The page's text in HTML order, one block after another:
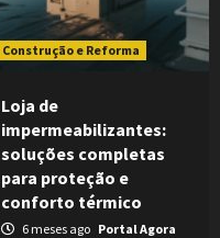
Construção e Reforma
Loja de
impermeabilizantes:
soluções completas
para proteção e
conforto térmico
6 meses ago Portal Agora